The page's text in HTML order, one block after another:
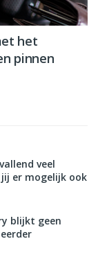
het
pinnen
veel
er mogelijk ook
blijkt geen